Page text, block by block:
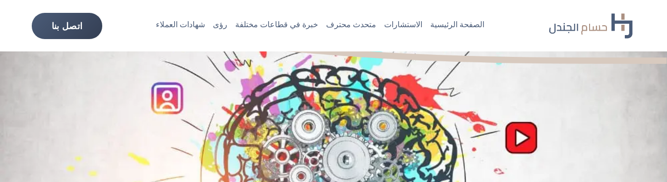
content
الصفحة الرئيسية الاستشارات متحدث محترف خبرة في قطاعات مختلفة رؤى شهادات العملاء اتصل بنا